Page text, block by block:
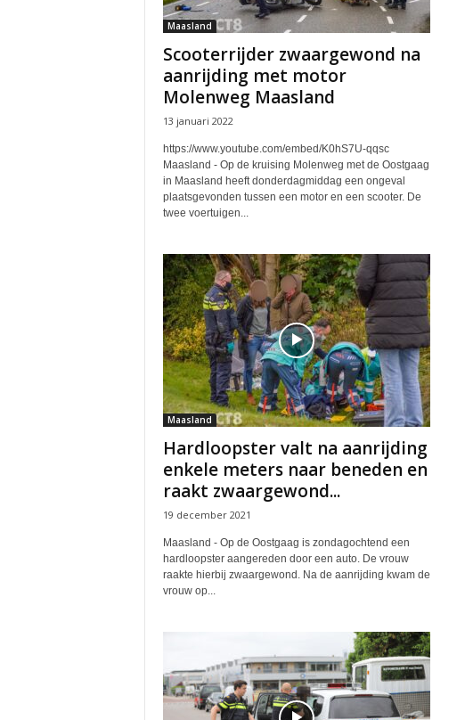
Maasland
Scooterrijder zwaargewond na
aanrijding met motor
Molenweg Maasland
13 januari 2022
https://www.youtube.com/embed/K0hS7U-qqsc
Maasland - Op de kruising Molenweg met de Oostgaag
in Maasland heeft donderdagmiddag een ongeval
plaatsgevonden tussen een motor en een scooter. De
twee voertuigen...
Maasland
Hardloopster valt na aanrijding
enkele meters naar beneden en
raakt zwaargewond...
19 december 2021
Maasland - Op de Oostgaag is zondagochtend een
hardloopster aangereden door een auto. De vrouw
raakte hierbij zwaargewond. Na de aanrijding kwam de
vrouw op...